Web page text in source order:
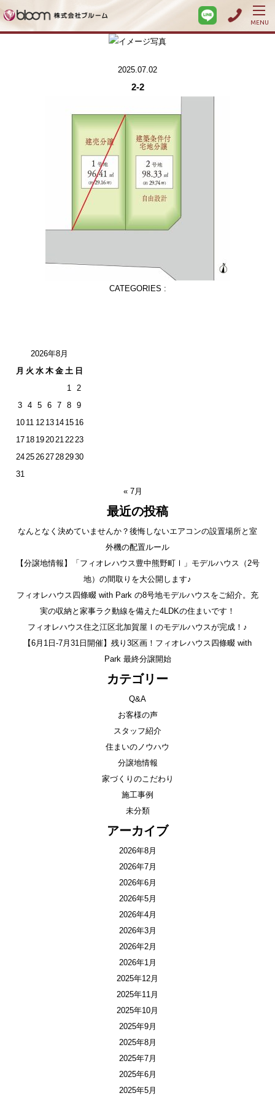
MENU
2025.07.02
2-2
CATEGORIES :
2026年8月
月 火 水 木 金 土 日
1
2
3
4 5 6 7 8
9
10 11 12 13 14 15 16
17 18 1920212223
24252627282930
31
« 7月
最近の投稿
なんとなく決めていませんか？後悔しないエアコンの設置場所と室
外機の配置ルール
【分譲地情報】「フィオレハウス豊中熊野町Ⅰ」モデルハウス（2号
地）の間取りを大公開します♪
フィオレハウス四條畷 with Park の8号地モデルハウスをご紹介。充
実の収納と家事ラク動線を備えた4LDKの住まいです！
フィオレハウス住之江区北加賀屋Ⅰのモデルハウスが完成！♪
【6月1日-7月31日開催】残り3区画！フィオレハウス四條畷 with
Park 最終分譲開始
カテゴリー
Q&A
お客様の声
スタッフ紹介
住まいのノウハウ
分譲地情報
家づくりのこだわり
施工事例
未分類
アーカイブ
2026年8月
2026年7月
2026年6月
2026年5月
2026年4月
2026年3月
2026年2月
2026年1月
2025年12月
2025年11月
2025年10月
2025年9月
2025年8月
2025年7月
2025年6月
2025年5月